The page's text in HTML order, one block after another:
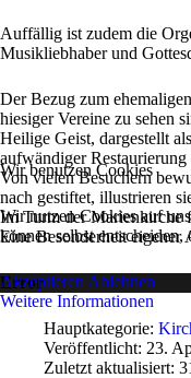
Auffällig ist zudem die
Musikliebhaber und
Der Bezug zum
hiesiger Vereine zu sehen
Heilige Geist, dargestellt
aufwändiger
Von vielen Besuchern
nach gestiftet, illustrieren
Im Turm der Marienkirche
Eine Besonderheit eigener
Error
Hauptkategorie:
Veröffentlicht: 23.
Zuletzt aktualisiert:
Wir benutzen Cookies
Wir nutzen Cookies auf
können selbst
Akzeptieren Ablehnen
Weitere Informationen